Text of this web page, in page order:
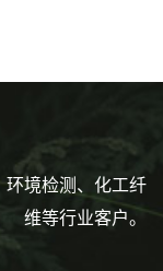
环境检测、化工纤
维等行业客户。